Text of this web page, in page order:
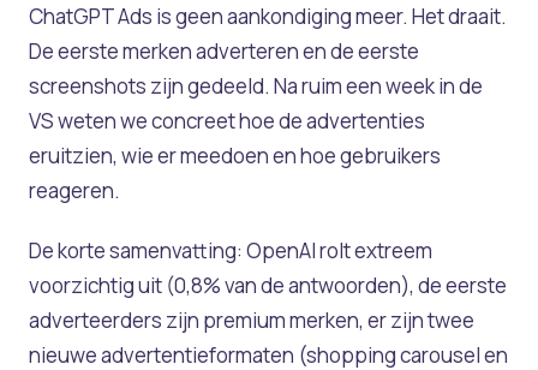
ChatGPT Ads is geen aankondiging meer. Het draait.
De eerste merken adverteren en de eerste
screenshots zijn gedeeld. Na ruim een week in de
VS weten we concreet hoe de advertenties
eruitzien, wie er meedoen en hoe gebruikers
reageren.
De korte samenvatting: OpenAI rolt extreem
voorzichtig uit (0,8% van de antwoorden), de eerste
adverteerders zijn premium merken, er zijn twee
nieuwe advertentieformaten (shopping carousel en